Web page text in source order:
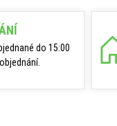
do 15:00